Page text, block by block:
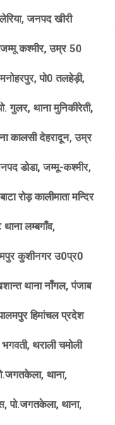
जनपद खीरी
जम्मू कश्मीर, उम्र 50
पो0 तलहेड़ी,
गुलर, थाना मुनिकीरेती,
कालसी देहरादून, उम्र
डोडा, जम्मू-कश्मीर,
रोड़ कालीमाता मन्दिर
लम्बगाँव,
कुशीनगर उ0प्र0
थाना नाँगल, पंजाब
हिमांचल प्रदेश
थराली चमोली
थाना,
पो.जगतकेला, थाना,